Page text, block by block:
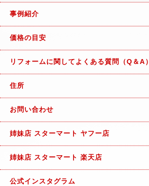
事例紹介
価格の目安
リフォームに関してよくある質問（Q＆A）
住所
お問い合わせ
姉妹店 スターマート ヤフー店
姉妹店 スターマート 楽天店
公式インスタグラム